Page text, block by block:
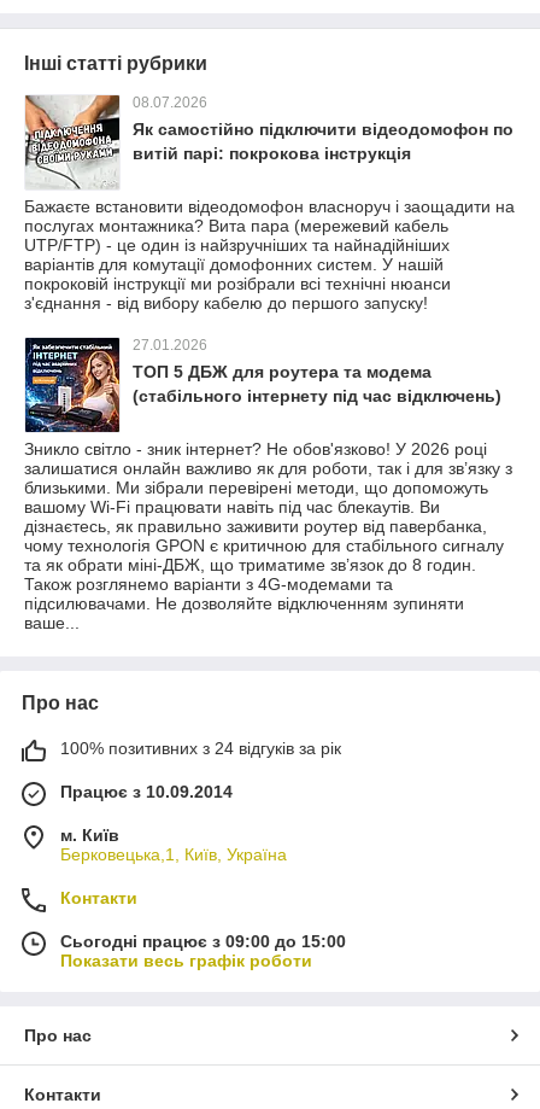
Інші статті рубрики
08.07.2026
Як самостійно підключити відеодомофон по
витій парі: покрокова інструкція
Бажаєте встановити відеодомофон власноруч і заощадити на
послугах монтажника? Вита пара (мережевий кабель
UTP/FTP) - це один із найзручніших та найнадійніших
варіантів для комутації домофонних систем. У нашій
покроковій інструкції ми розібрали всі технічні нюанси
з'єднання - від вибору кабелю до першого запуску!
27.01.2026
ТОП 5 ДБЖ для роутера та модема
(стабільного інтернету під час відключень)
Зникло світло - зник інтернет? Не обов'язково! У 2026 році
залишатися онлайн важливо як для роботи, так і для зв’язку з
близькими. Ми зібрали перевірені методи, що допоможуть
вашому Wi-Fi працювати навіть під час блекаутів. Ви
дізнаєтесь, як правильно заживити роутер від павербанка,
чому технологія GPON є критичною для стабільного сигналу
та як обрати міні-ДБЖ, що триматиме зв’язок до 8 годин.
Також розглянемо варіанти з 4G-модемами та
підсилювачами. Не дозволяйте відключенням зупиняти
ваше...
Про нас
100% позитивних з 24 відгуків за рік
Працює з 10.09.2014
м. Київ
Берковецька,1, Київ, Україна
Контакти
Сьогодні працює з 09:00 до 15:00
Показати весь графік роботи
Про нас
Контакти